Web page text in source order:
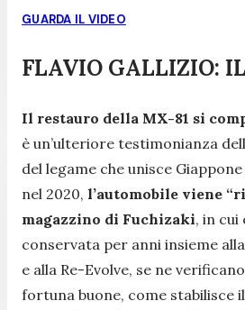
GUARDA IL VIDEO
FLAVIO GALLIZIO:
Il restauro della MX-81 si
è un’ulteriore testimonianza
del legame che unisce
nel 2020, l’automobile viene
magazzino di Fuchizaki, in cui
conservata per anni insieme
e alla Re-Evolve, se ne
fortuna buone, come stabilisce